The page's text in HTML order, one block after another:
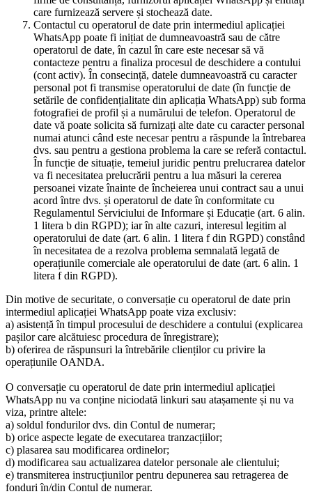
care furnizează servere și stochează date.
Contactul cu operatorul de date prin intermediul aplicației
WhatsApp poate fi inițiat de dumneavoastră sau de către
operatorul de date, în cazul în care este necesar să vă
contacteze pentru a finaliza procesul de deschidere a contului
(cont activ). În consecință, datele dumneavoastră cu caracter
personal pot fi transmise operatorului de date (în funcție de
setările de confidențialitate din aplicația WhatsApp) sub forma
fotografiei de profil și a numărului de telefon. Operatorul de
date vă poate solicita să furnizați alte date cu caracter personal
numai atunci când este necesar pentru a răspunde la întrebarea
dvs. sau pentru a gestiona problema la care se referă contactul.
În funcție de situație, temeiul juridic pentru prelucrarea datelor
va fi necesitatea prelucrării pentru a lua măsuri la cererea
persoanei vizate înainte de încheierea unui contract sau a unui
acord între dvs. și operatorul de date în conformitate cu
Regulamentul Serviciului de Informare și Educație (art. 6 alin.
1 litera b din RGPD); iar în alte cazuri, interesul legitim al
operatorului de date (art. 6 alin. 1 litera f din RGPD) constând
în necesitatea de a rezolva problema semnalată legată de
operațiunile comerciale ale operatorului de date (art. 6 alin. 1
litera f din RGPD).
Din motive de securitate, o conversație cu operatorul de date prin
intermediul aplicației WhatsApp poate viza exclusiv:
a) asistență în timpul procesului de deschidere a contului (explicarea
pașilor care alcătuiesc procedura de înregistrare);
b) oferirea de răspunsuri la întrebările clienților cu privire la
operațiunile OANDA.
O conversație cu operatorul de date prin intermediul aplicației
WhatsApp nu va conține niciodată linkuri sau atașamente și nu va
viza, printre altele:
a) soldul fondurilor dvs. din Contul de numerar;
b) orice aspecte legate de executarea tranzacțiilor;
c) plasarea sau modificarea ordinelor;
d) modificarea sau actualizarea datelor personale ale clientului;
e) transmiterea instrucțiunilor pentru depunerea sau retragerea de
fonduri în/din Contul de numerar.